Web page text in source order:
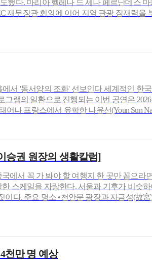
했다. 마리아 헬레나 드 세나 페르난데스
재무장관 회의에 이어 지역 관광 잠재력
서 '동서양의 조화' 선보인다 세계적인 한
램의 일환으로 진행되는 이번 공연은
어나 프랑스에서 유학한 나윤선(Youn Sun
승권 원장의 생활칼럼]
에서 꼭 가 봐야 할 여행지 한 곳만 꼽으라
스케일을 자랑한다. 서울과 기후가 비슷
다. 주요 명소 •천안문 광장과 자금성(故
천만 명 예상